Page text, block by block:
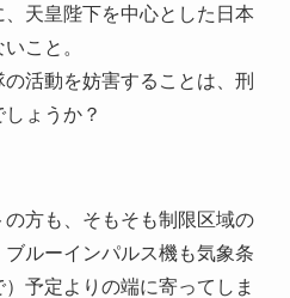
天皇陛下を中心とした日本
こと。
活動を妨害することは、刑
ょうか？
方も、そもそも制限区域の
ルーインパルス機も気象条
予定よりの端に寄ってしま